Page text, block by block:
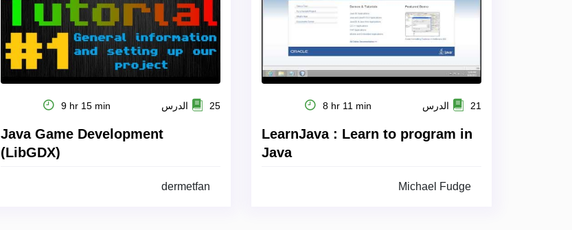
21 الدرس 8 hr 11 min
LearnJava : Learn to program in
Java
Michael Fudge
25 الدرس 9 hr 15 min
Java Game Development
(LibGDX)
dermetfan